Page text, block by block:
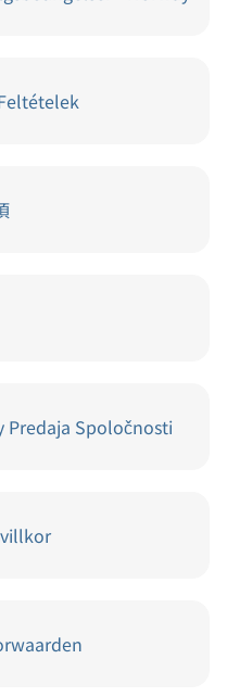
Predaja Spoločnosti